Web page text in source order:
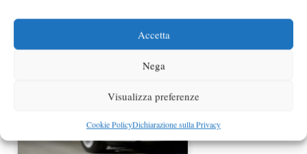
Accetta
Nega
Visualizza preferenze
Cookie PolicyDichiarazione sulla Privacy